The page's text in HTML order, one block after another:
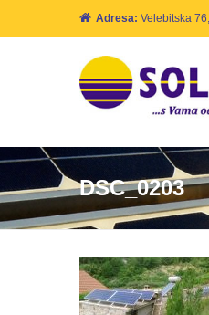
Adresa: Velebitska
DSC_0203